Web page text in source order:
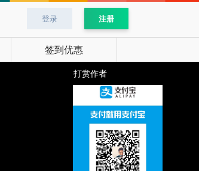
登录 注册
签到优惠
打赏作者